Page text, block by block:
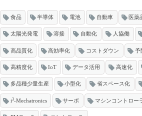
食品 半導体 電池 自動車 医薬
太陽光発電 溶接 自動化 人協働
高品質化 高効率化 コストダウン 予
高精度化 IoT データ活用 高速化
多品種少量生産 小型化 省スペース化
i3-Mechatronics サーボ マシンコントロー